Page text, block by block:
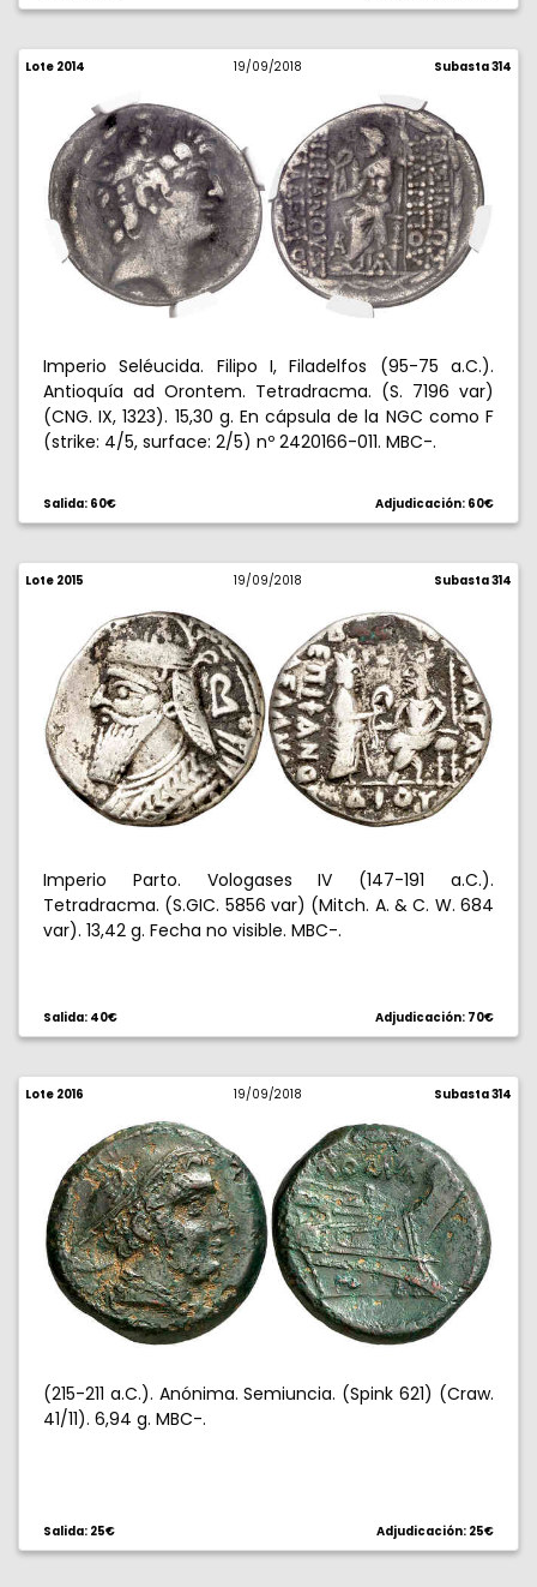
Lote 2014 19/09/2018 Subasta 314
Imperio Seléucida. Filipo I, Filadelfos (95-75 a.C.).
Antioquía ad Orontem. Tetradracma. (S. 7196 var)
(CNG. IX, 1323). 15,30 g. En cápsula de la NGC como F
(strike: 4/5, surface: 2/5) nº 2420166-011. MBC-.
Salida: 60€ Adjudicación: 60€
Lote 2015 19/09/2018 Subasta 314
Imperio Parto. Vologases IV (147-191 a.C.).
Tetradracma. (S.GIC. 5856 var) (Mitch. A. & C. W. 684
var). 13,42 g. Fecha no visible. MBC-.
Salida: 40€ Adjudicación: 70€
Lote 2016 19/09/2018 Subasta 314
(215-211 a.C.). Anónima. Semiuncia. (Spink 621) (Craw.
41/11). 6,94 g. MBC-.
Salida: 25€ Adjudicación: 25€